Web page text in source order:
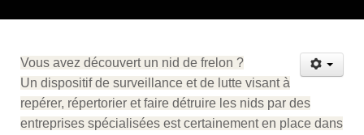
Vous avez découvert un nid de frelon ?
Un dispositif de surveillance et de lutte visant à
repérer, répertorier et faire détruire les nids par des
entreprises spécialisées est certainement en place dans